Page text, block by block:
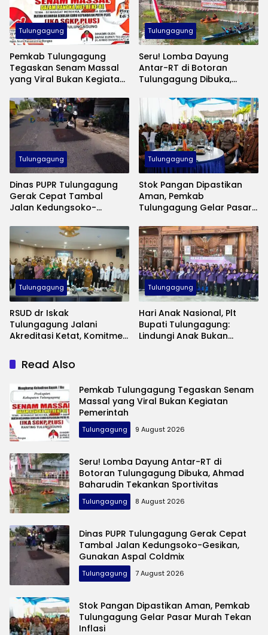
Tulungagung
Pemkab Tulungagung
Tegaskan Senam Massal
yang Viral Bukan Kegiatan
Tulungagung
Seru! Lomba Dayung
Antar-RT di Botoran
Tulungagung Dibuka,
Tekankan Sportivitas
Tulungagung
Dinas PUPR Tulungagung
Gerak Cepat Tambal
Jalan Kedungsoko-
Coldmix
Tulungagung
Stok Pangan Dipastikan
Aman, Pemkab
Tulungagung Gelar Pasar
Tulungagung
RSUD dr Iskak
Tulungagung Jalani
Akreditasi Ketat, Komitmen
Kesehatan
Tulungagung
Hari Anak Nasional, Plt
Bupati Tulungagung:
Lindungi Anak Bukan
Read Also
Pemkab Tulungagung Tegaskan Senam
Massal yang Viral Bukan Kegiatan
Pemerintah
Tulungagung 9 August 2026
Seru! Lomba Dayung Antar-RT di
Botoran Tulungagung Dibuka, Ahmad
Baharudin Tekankan Sportivitas
Tulungagung 8 August 2026
Dinas PUPR Tulungagung Gerak Cepat
Tambal Jalan Kedungsoko-Gesikan,
Gunakan Aspal Coldmix
Tulungagung 7 August 2026
Stok Pangan Dipastikan Aman, Pemkab
Tulungagung Gelar Pasar Murah Tekan
Inflasi